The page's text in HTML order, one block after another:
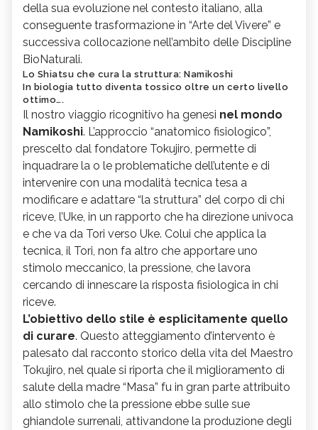
della sua evoluzione nel contesto italiano, alla
conseguente trasformazione in “Arte del Vivere” e
successiva collocazione nell’ambito delle Discipline
BioNaturali.
Lo Shiatsu che cura la struttura: Namikoshi
In biologia tutto diventa tossico oltre un certo livello
ottimo….
Il nostro viaggio ricognitivo ha genesi nel mondo
Namikoshi. L’approccio “anatomico fisiologico”,
prescelto dal fondatore Tokujiro, permette di
inquadrare la o le problematiche dell’utente e di
intervenire con una modalità tecnica tesa a
modificare e adattare “la struttura” del corpo di chi
riceve, l’Uke, in un rapporto che ha direzione univoca
e che va da Tori verso Uke. Colui che applica la
tecnica, il Tori, non fa altro che apportare uno
stimolo meccanico, la pressione, che lavora
cercando di innescare la risposta fisiologica in chi
riceve.
L’obiettivo dello stile è esplicitamente quello
di curare. Questo atteggiamento d’intervento è
palesato dal racconto storico della vita del Maestro
Tokujiro, nel quale si riporta che il miglioramento di
salute della madre “Masa” fu in gran parte attribuito
allo stimolo che la pressione ebbe sulle sue
ghiandole surrenali, attivandone la produzione degli